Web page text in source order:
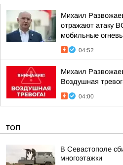
Михаил
отражают атаку
мобильные
04:52
Михаил
Воздушная
04:00
ТОП
В Севастополе
многоэтажки